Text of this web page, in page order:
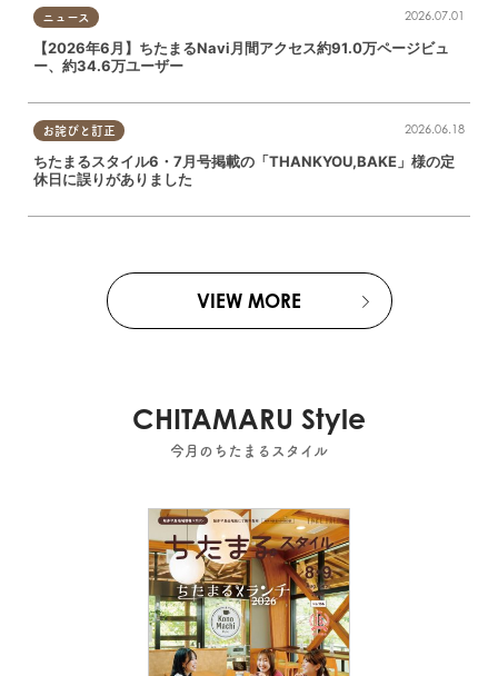
ニュース 2026.07.01
【2026年6月】ちたまるNavi月間アクセス約91.0万ページビュ
ー、約34.6万ユーザー
お詫びと訂正 2026.06.18
ちたまるスタイル6・7月号掲載の「THANKYOU,BAKE」様の定
休日に誤りがありました
VIEW MORE
CHITAMARU Style
今月のちたまるスタイル